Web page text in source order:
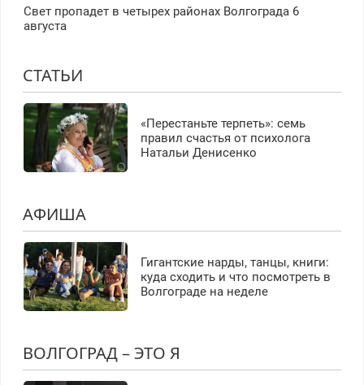
Свет пропадет в четырех районах Волгограда 6
августа
СТАТЬИ
«Перестаньте терпеть»: семь
правил счастья от психолога
Натальи Денисенко
АФИША
Гигантские нарды, танцы, книги:
куда сходить и что посмотреть в
Волгограде на неделе
ВОЛГОГРАД – ЭТО Я